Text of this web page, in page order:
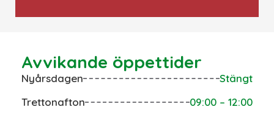
Avvikande öppettider
Nyårsdagen
Stängt
Trettonafton
09:00 – 12:00